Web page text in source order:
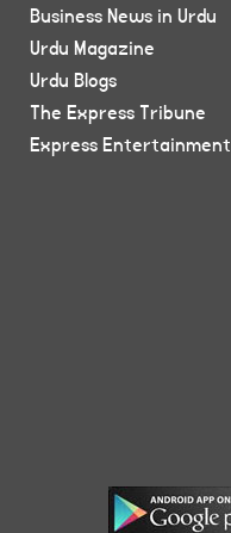
Business News in Urdu
Urdu Magazine
Urdu Blogs
The Express Tribune
Express Entertainment